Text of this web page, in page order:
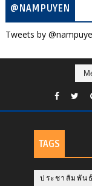
@NAMPUYEN
Tweets by
TAGS
ประชาสัมพันธ์